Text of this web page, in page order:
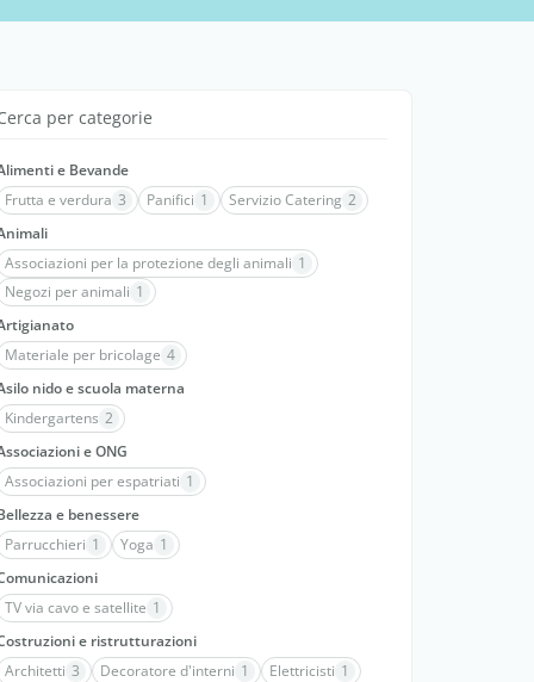
per categorie
e Bevande
Frutta e verdura 3 Panifici 1 Servizio Catering 2
Associazioni per la protezione degli animali 1
Negozi per animali 1
Materiale per bricolage 4
nido e scuola materna
Kindergartens 2
e ONG
Associazioni per espatriati 1
e benessere
Parrucchieri 1 Yoga 1
TV via cavo e satellite 1
e ristrutturazioni
Architetti 3 Decoratore d'interni 1 Elettricisti 1